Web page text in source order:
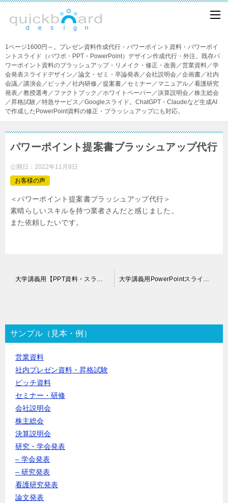
1ページ1600円～。プレゼン資料作成代行・パワーポイント資料・パワーポイ
ントスライド（パワポ・PPT・PowerPoint）デザイン作成代行・外注。既存パ
ワーポイント資料のブラッシュアップ・リメイク・修正・改善／営業資料／学
会発表スライドデザイン／論文・ゼミ・卒論発表／会社説明会／企画書／社内
会議／講演会／ピッチ／社内研修／提案書／セミナー／マニュアル／看護研究
発表／教授選考／ファクトブック／ホワイトペーパー／決算説明会／株主総会
／昇格試験／特急サービス／Googleスライド。ChatGPT・Claudeなど生成AI
で作成したPowerPoint資料の修正・ブラッシュアップにも対応。
パワーポイント提案書ブラッシュアップ代行
公開日： 2022年11月8日
お客様の声
＜パワーポイント提案書ブラッシュアップ代行＞
素晴らしいスキルを持つ業者さんだと感じました。
また依頼したいです。
ゲ
ー
シ
サンプル（見本・例）
営業資料
社内プレゼン資料・昇格試験
ピッチ資料
セミナー・研修
会社説明会
株主総会
決算説明会
研究・学会発表
– 学会発表
– 研究発表
看護研究発表
論文発表